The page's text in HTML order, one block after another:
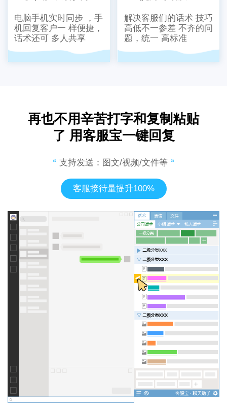
电脑手机实时同步 ，手
机回复客户一 样便捷，
话术还可 多人共享
解决客服们的话术 技巧
高低不一参差 不齐的问
题，统一 高标准
再也不用辛苦打字和复制粘贴
了 用客服宝一键回复
支持发送：图文/视频/文件等
客服接待量提升100%